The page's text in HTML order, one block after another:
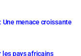
menace croissante
les pays africains